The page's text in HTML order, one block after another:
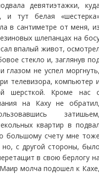
девятиэтажки,
и тут белая
в сантиметре от меня,
шлепанцах на
впалый живот,
стекло и, заглянув
глазом не успел
телевизора, компьютер
шерсткой. Кроме нас
на Каху не
квартир в
большому счету мне
с другой стороны,
в свою берлогу
молча подошел к